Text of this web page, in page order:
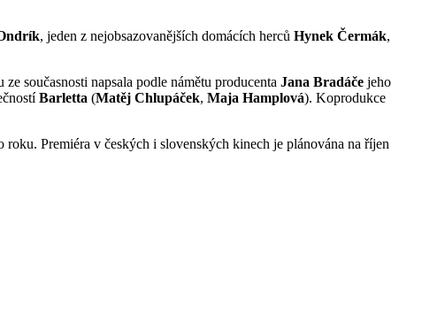
, jeden z nejobsazovanějších domácích herců Hynek Čermák,
současnosti napsala podle námětu producenta Jana Bradáče jeho
Barletta (Matěj Chlupáček, Maja Hamplová). Koprodukce
Premiéra v českých i slovenských kinech je plánována na říjen